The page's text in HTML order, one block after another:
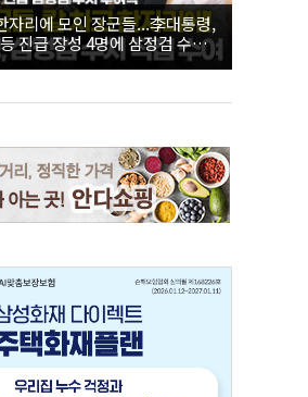
리에 모인 장군들...李대통령,
진급 장성 4명에 삼정검 수치
장성 진급·삼정검 수치